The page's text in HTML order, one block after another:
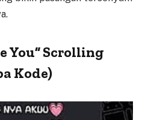
You” Scrolling
Kode)